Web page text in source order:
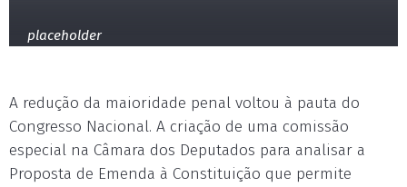
placeholder
A redução da maioridade penal voltou à pauta do
Congresso Nacional. A criação de uma comissão
especial na Câmara dos Deputados para analisar a
Proposta de Emenda à Constituição que permite